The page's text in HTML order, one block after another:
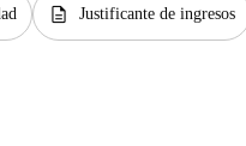
description Justificante de ingresos